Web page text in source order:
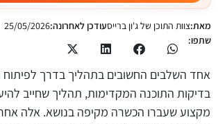
מאת:צוות התוכן של ג'ון ברייסעודכן לאחרונה:25/05/2026
שתפו:
אחד השלבים החשובים בתהליך בדרך לפיתוח
בדיקות התוכנה המקדימות, תהליך שחייב
מקצוע שעברו הכשרה מקיפה בנושא. אלה